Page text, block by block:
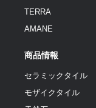
TERRA
AMANE
商品情報
セラミックタイル
モザイクタイル